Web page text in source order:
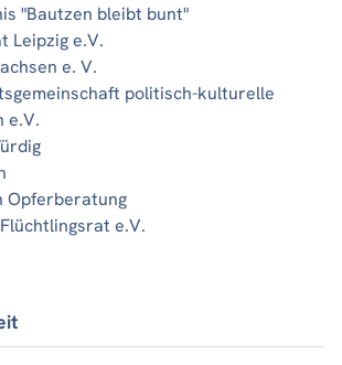
"Bautzen bleibt bunt"
Leipzig e.V.
e. V.
politisch-kulturelle
e.V.
Opferberatung
e.V.